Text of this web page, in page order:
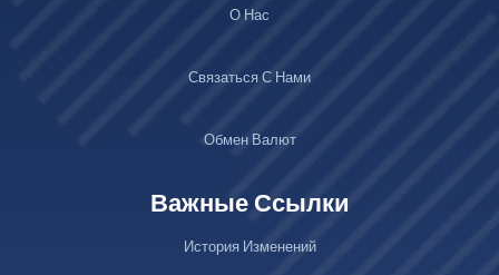
О Нас
Связаться С Нами
Обмен Валют
Важные Ссылки
История Изменений